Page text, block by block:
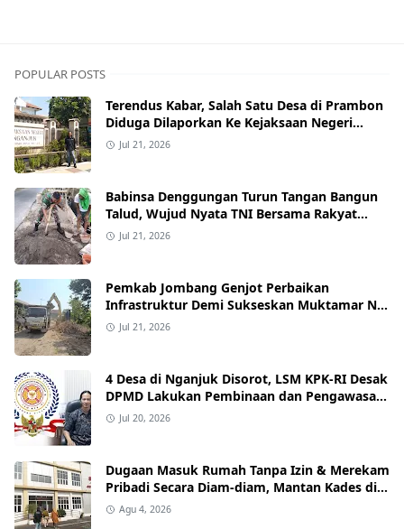
POPULAR POSTS
Terendus Kabar, Salah Satu Desa di Prambon
Diduga Dilaporkan Ke Kejaksaan Negeri
Nganjuk.
Jul 21, 2026
Babinsa Denggungan Turun Tangan Bangun
Talud, Wujud Nyata TNI Bersama Rakyat
Perkuat Akses Jalan Desa
Jul 21, 2026
Pemkab Jombang Genjot Perbaikan
Infrastruktur Demi Sukseskan Muktamar NU
ke-35 di PP Bahrul Ulum Tambakberas
Jul 21, 2026
4 Desa di Nganjuk Disorot, LSM KPK-RI Desak
DPMD Lakukan Pembinaan dan Pengawasan
Tata Kelola Desa
Jul 20, 2026
Dugaan Masuk Rumah Tanpa Izin & Merekam
Pribadi Secara Diam‑diam, Mantan Kades di
Nganjuk Resmi Dipolisikan.
Agu 4, 2026